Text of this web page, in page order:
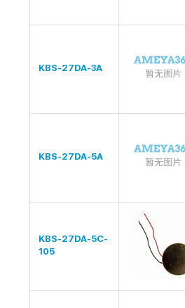
KBS-27DA-3A
KBS-27DA-5A
KBS-27DA-5C-
105